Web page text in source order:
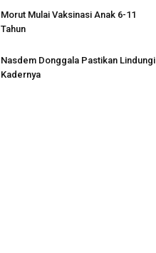
Morut Mulai Vaksinasi Anak 6-11
Tahun
Nasdem Donggala Pastikan Lindungi
Kadernya